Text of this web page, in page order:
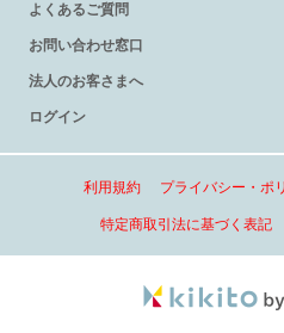
よくあるご質問
お問い合わせ窓口
法人のお客さまへ
ログイン
利用規約 プライバシー・ポ
特定商取引法に基づく表記